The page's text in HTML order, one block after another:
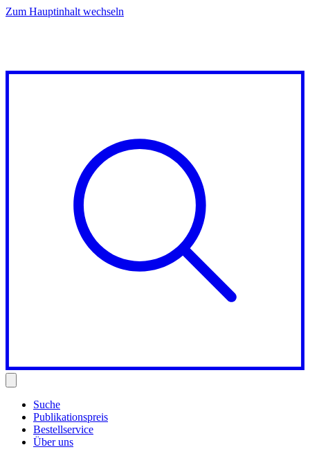
Zum Hauptinhalt wechseln
Suche
Publikationspreis
Bestellservice
Über uns